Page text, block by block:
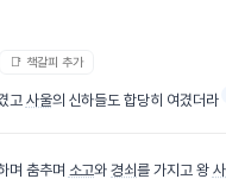
📑 책갈피 추가
고사울의 신하들도 합당히 여겼더라
며 춤추며 소고와경쇠를 가지고 왕